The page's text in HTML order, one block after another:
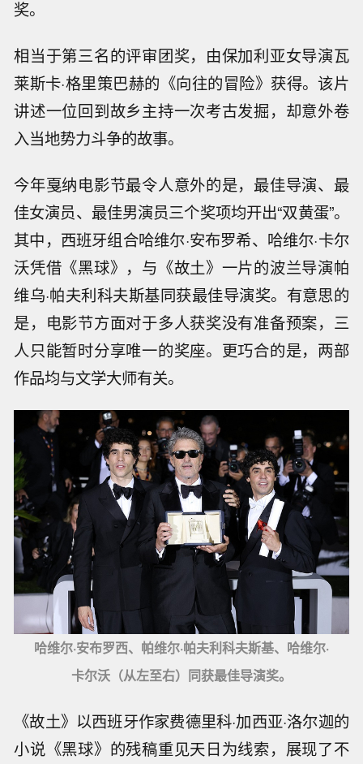
奖。
相当于第三名的评审团奖，由保加利亚女导演瓦
莱斯卡·格里策巴赫的《向往的冒险》获得。该片
讲述一位回到故乡主持一次考古发掘，却意外卷
入当地势力斗争的故事。
今年戛纳电影节最令人意外的是，最佳导演、最
佳女演员、最佳男演员三个奖项均开出“双黄蛋”。
其中，西班牙组合哈维尔·安布罗希、哈维尔·卡尔
沃凭借《黑球》，与《故土》一片的波兰导演帕
维乌·帕夫利科夫斯基同获最佳导演奖。有意思的
是，电影节方面对于多人获奖没有准备预案，三
人只能暂时分享唯一的奖座。更巧合的是，两部
作品均与文学大师有关。
哈维尔·安布罗西、帕维尔·帕夫利科夫斯基、哈维尔·
卡尔沃（从左至右）同获最佳导演奖。
《故土》以西班牙作家费德里科·加西亚·洛尔迦的
小说《黑球》的残稿重见天日为线索，展现了不